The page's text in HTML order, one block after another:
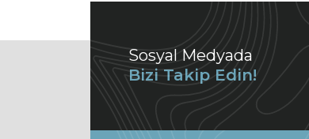
Sosyal Medyada
Bizi Takip Edin!